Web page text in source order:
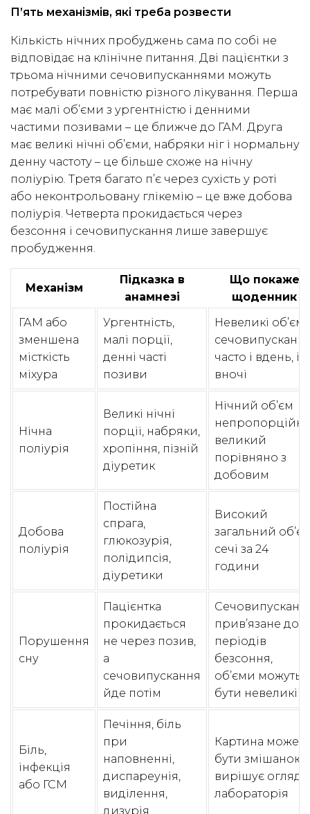
П’ять механізмів, які треба розвести
Кількість нічних пробуджень сама по собі не
відповідає на клінічне питання. Дві пацієнтки з
трьома нічними сечовипусканнями можуть
потребувати повністю різного лікування. Перша
має малі об’єми з ургентністю і денними
частими позивами – це ближче до ГАМ. Друга
має великі нічні об’єми, набряки ніг і нормальну
денну частоту – це більше схоже на нічну
поліурію. Третя багато п’є через сухість у роті
або неконтрольовану глікемію – це вже добова
поліурія. Четверта прокидається через
безсоння і сечовипускання лише завершує
пробудження.
Механізм
Підказка в
анамнезі
Що покаже
щоденник
ГАМ або
зменшена
місткість
міхура
Ургентність,
малі порції,
денні часті
позиви
Невеликі
сечовипускань,
часто і вдень, і
вночі
Нічна
поліурія
Великі нічні
порції, набряки,
хропіння, пізній
діуретик
Нічний об’єм
великий
порівняно з
добовим
Добова
поліурія
Постійна
спрага,
глюкозурія,
полідипсія,
діуретики
Високий
загальний
сечі за 24
години
Порушення
сну
Пацієнтка
прокидається
не через позив,
а
сечовипускання
йде потім
прив’язане до
періодів
безсоння,
об’єми можуть
бути невеликі
Біль,
інфекція
або ГСМ
Печіння, біль
при
наповненні,
диспареунія,
виділення,
дизурія
Картина може
бути змішаною;
вирішує огляд і
лабораторія